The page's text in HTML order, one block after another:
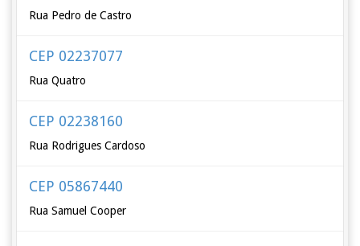
Rua Pedro de Castro
CEP 02237077
Rua Quatro
CEP 02238160
Rua Rodrigues Cardoso
CEP 05867440
Rua Samuel Cooper